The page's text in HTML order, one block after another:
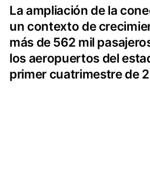
La ampliación de la
un contexto de
más de 562 mil
los aeropuertos del
primer cuatrimestre de